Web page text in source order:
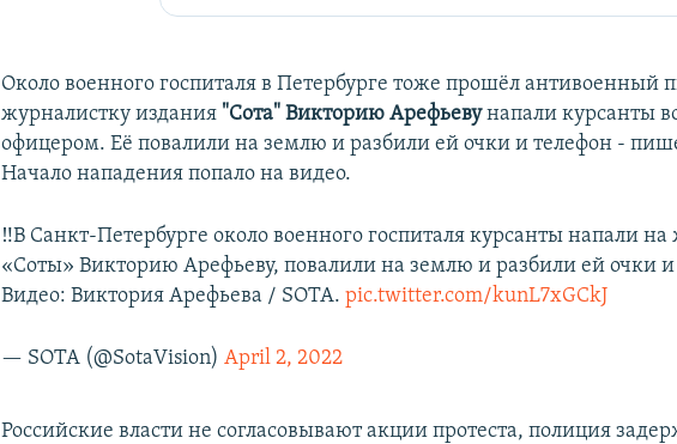
Около военного госпиталя в Петербурге тоже прошёл антивоенный
журналистку издания "Сота" Викторию Арефьевунапали курсанты
офицером. Её повалили на землю и разбили ей очки и телефон -
Начало нападения попало на видео.
‼️В Санкт-Петербурге около военного госпиталя курсанты напали
«Соты» Викторию Арефьеву, повалили на землю и разбили ей очки и
Видео: Виктория Арефьева / SOTA.pic.twitter.com/kunL7xGCkJ
— SOTA (@SotaVision)April 2, 2022
Российские власти не согласовывают акции протеста, полиция